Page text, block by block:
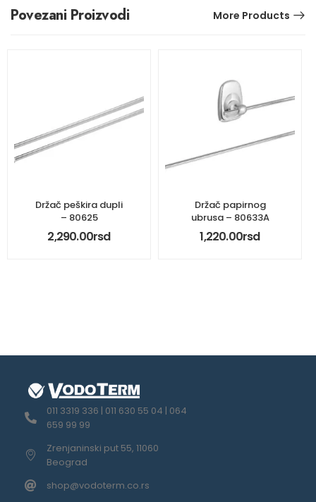
Povezani Proizvodi More Products
Držač peškira dupli
– 80625
2,290.00rsd
Držač papirnog
ubrusa – 80633A
1,220.00rsd
011 3319 336 | 011 630 55 04 | 064
659 99 99
Zrenjaninski put 55, 11060
Beograd
shop@vodoterm.co.rs